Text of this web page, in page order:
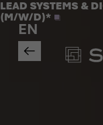
>
EN
Jobs
LEAD SYSTEMS &
(M/W/D)*